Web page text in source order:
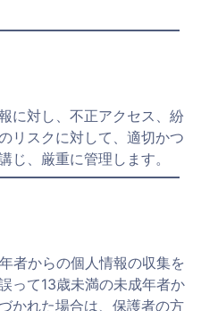
に対し、不正アクセス、紛
リスクに対して、適切かつ
じ、厳重に管理します。
者からの個人情報の収集を
って13歳未満の未成年者か
かれた場合は、保護者の方